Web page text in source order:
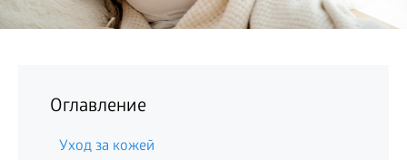
Оглавление
Уход за кожей